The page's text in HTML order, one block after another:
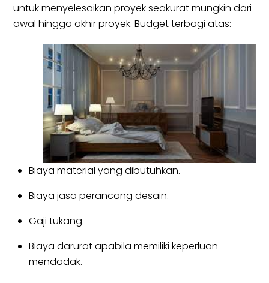
untuk menyelesaikan proyek seakurat mungkin dari
awal hingga akhir proyek. Budget terbagi atas:
Biaya material yang dibutuhkan.
Biaya jasa perancang desain.
Gaji tukang.
Biaya darurat apabila memiliki keperluan
mendadak.